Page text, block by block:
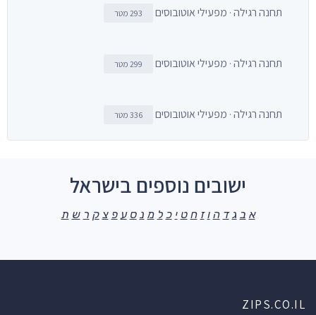
תחנה רגילה · מפעילי אוטובוסים 293 מטר
תחנה רגילה · מפעילי אוטובוסים 299 מטר
תחנה רגילה · מפעילי אוטובוסים 336 מטר
ישובים נוספים בישראל
א ב ג ד ה ו ז ח ט י כ ל מ נ ס ע פ צ ק ר ש ת
ZIPS.CO.IL